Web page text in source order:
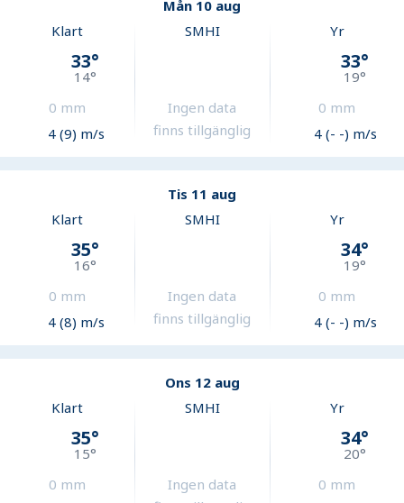
Mån 10 aug
Klart
33°
14°
0 mm
4 (9) m/s
SMHI
Ingen data
finns tillgänglig
Yr
33°
19°
0 mm
4 (- -) m/s
Tis 11 aug
Klart
35°
16°
0 mm
4 (8) m/s
SMHI
Ingen data
finns tillgänglig
Yr
34°
19°
0 mm
4 (- -) m/s
Ons 12 aug
Klart
35°
15°
0 mm
SMHI
Ingen data
Yr
34°
20°
0 mm